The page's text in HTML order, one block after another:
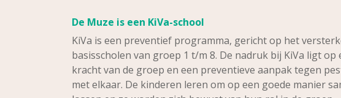
De Muze is een KiVa-school
KiVa is een preventief programma, gericht op het
basisscholen van groep 1 t/m 8. De nadruk bij KiVa ligt
kracht van de groep en een preventieve aanpak tegen
met elkaar. De kinderen leren om op een goede manier